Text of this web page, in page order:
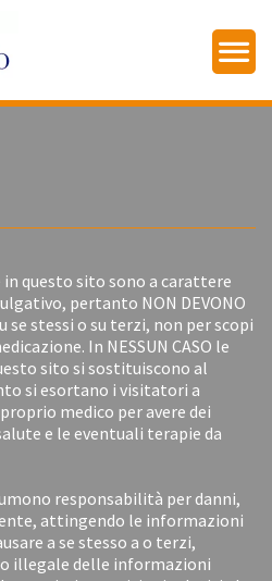
questo sito sono a carattere
pertanto NON DEVONO
se stessi o su terzi, non per scopi
In NESSUN CASO le
sito si sostituiscono al
si esortano i visitatori a
medico per avere dei
e le eventuali terapie da
responsabilità per danni,
attingendo le informazioni
a se stesso a o terzi,
illegale delle informazioni